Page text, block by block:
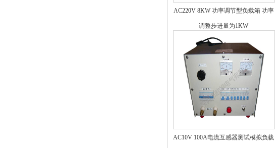
AC220V 8KW 功率调节型负载箱 功率
调整步进量为1KW
AC10V 100A电流互感器测试模拟负载